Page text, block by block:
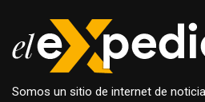
Somos un sitio de internet de